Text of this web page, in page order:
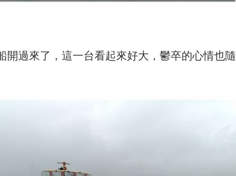
開過來了，這一台看起來好大，鬱卒的心情也隨